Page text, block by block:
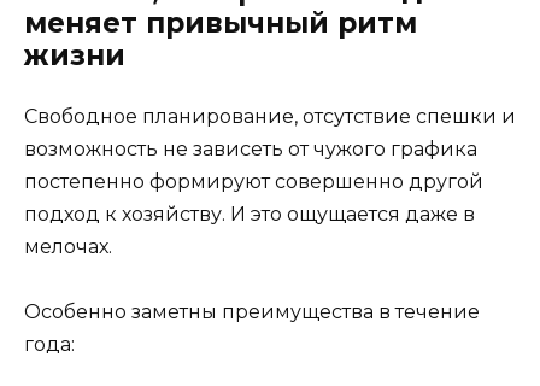
меняет привычный ритм
жизни
Свободное планирование, отсутствие спешки и
возможность не зависеть от чужого графика
постепенно формируют совершенно другой
подход к хозяйству. И это ощущается даже в
мелочах.
Особенно заметны преимущества в течение
года: